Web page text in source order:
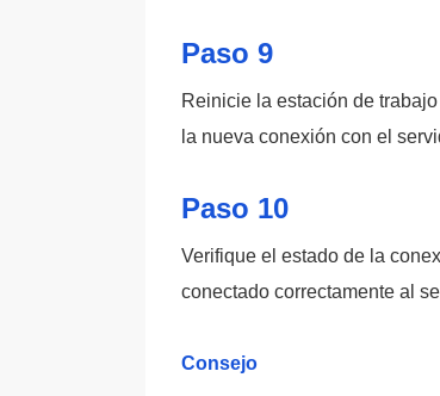
Paso 9
Reinicie la estación de
la nueva conexión con el
Paso 10
Verifique el estado de la
conectado correctamente al
Consejo